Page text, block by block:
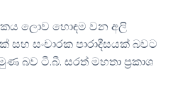
ලොව හොඳම වන අලි
සංචාරක පාරාදීසයක් බවට
බව ටී.බී. සරත් මහතා ප්‍රකාශ